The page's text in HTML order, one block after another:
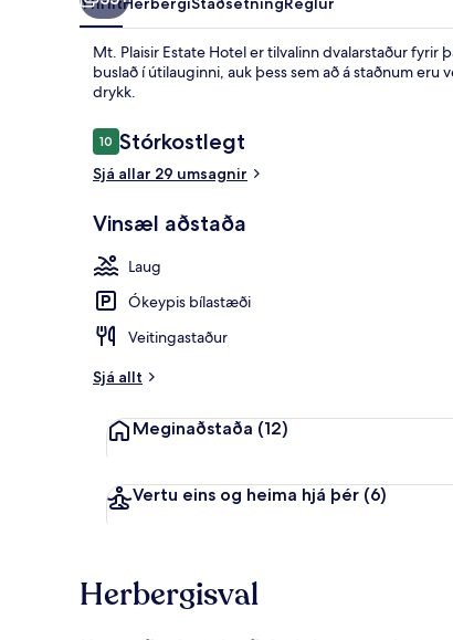
Mt. Plaisir Estate Hotel er tilvalinn dvalarstaður fyrir
buslað í útilauginni, auk þess sem að á staðnum
drykk.
Umsagnir
1010 af 10
Stórkostlegt
Sjá allar 29 umsagnir
Vinsæl aðstaða
Laug
Ókeypis bílastæði
Veitingastaður
Sjá allt
Meginaðstaða (12)
Vertu eins og heima hjá þér (6)
Herbergisval